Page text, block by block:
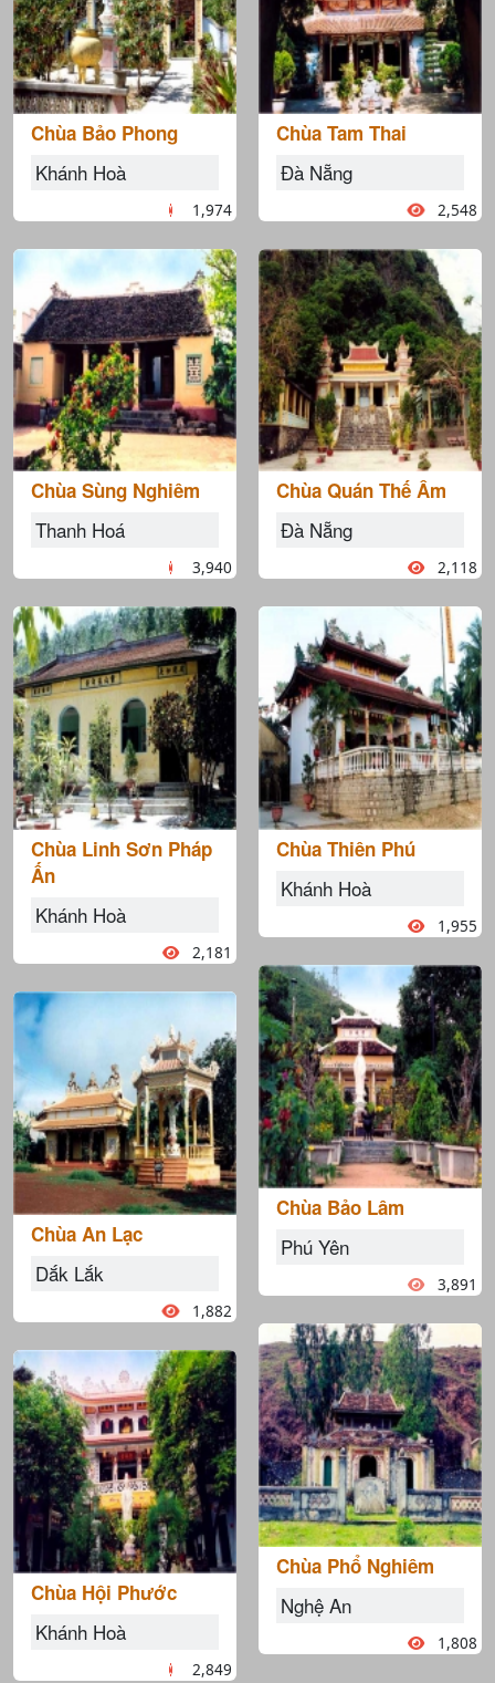
Chùa Bảo Phong
Khánh Hoà
1,974
Chùa Sùng Nghiêm
Thanh Hoá
3,940
Chùa Linh Sơn Pháp
Ấn
Khánh Hoà
2,181
Chùa An Lạc
Dắk Lắk
1,882
Chùa Hội Phước
Khánh Hoà
2,849
Chùa Tam Thai
Đà Nẵng
2,548
Chùa Quán Thế Âm
Đà Nẵng
2,118
Chùa Thiên Phú
Khánh Hoà
1,955
Chùa Bảo Lâm
Phú Yên
3,891
Chùa Phổ Nghiêm
Nghệ An
1,808